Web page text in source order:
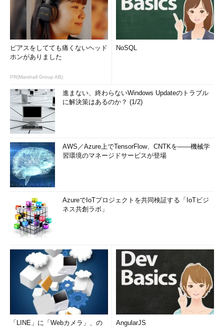
ピアスをしてても痛くないヘッド
ホンがありました
PR(Marshall Group AB)
NoSQL
進まない、終わらないWindows Updateのトラブル
に解決策はあるのか？ (1/2)
AWS／Azure上でTensorFlow、CNTKを――機械学
習環境のマネージドサービスが登場
AzureでIoTプロジェクトを共同検証する「IoTビジ
ネス共創ラボ」
「LINE」に「Webカメラ」、の
AngularJS